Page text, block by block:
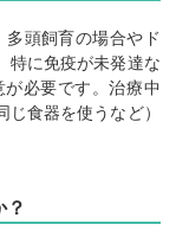
多頭飼育の場合やド
特に免疫が未発達な
必要です。治療中
食器を使うなど）
？